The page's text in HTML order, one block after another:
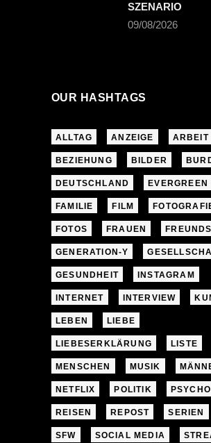
SZENARIO
09/08/2026
OUR HASHTAGS
ALLTAG ANZEIGE ARBEIT
BEZIEHUNG BILDER
DEUTSCHLAND EVERGREEN
FAMILIE FILM
FOTOS FRAUEN
GENERATION-Y
GESUNDHEIT INSTAGRAM
INTERNET INTERVIEW
LEBEN LIEBE
LIEBESERKLÄRUNG LISTE
MENSCHEN MUSIK
NETFLIX POLITIK
REISEN REPOST SERIEN
SFW SOCIAL MEDIA